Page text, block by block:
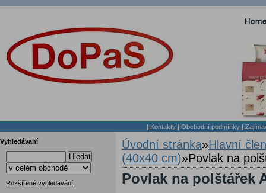
| Kontakty | Obchodní podmínky |
Vyhledávaní
Hledat
Rozšířené vyhledávání
Úvodní stránka»Hlavní
(40x40 cm)»Povlak na
Povlak na polštářek